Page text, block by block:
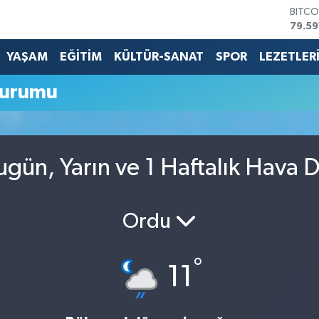
YAŞAM EĞİTİM KÜLTÜR-SANAT SPOR
Yarın ve 1 Haftalık Hava
Ordu
11 °